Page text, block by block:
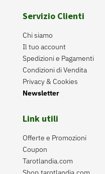
Servizio Clienti
Chi siamo
Il tuo account
Spedizioni e Pagamenti
Condizioni di Vendita
Privacy & Cookies
Newsletter
Link utili
Offerte e Promozioni
Coupon
Tarotlandia.com